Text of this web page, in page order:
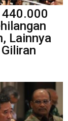
440.000
Lainnya